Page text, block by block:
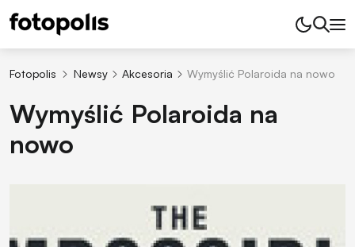
Fotopolis Newsy Akcesoria Wymyślić Polaroida na nowo
Wymyślić Polaroida na
nowo